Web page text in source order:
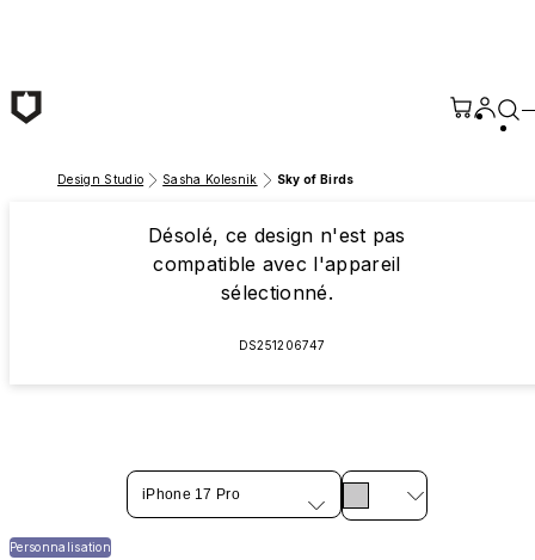
Design Studio Sasha Kolesnik Sky of Birds
Désolé, ce design n'est pas
compatible avec l'appareil
sélectionné.
DS251206747
iPhone 17 Pro
Personnalisation